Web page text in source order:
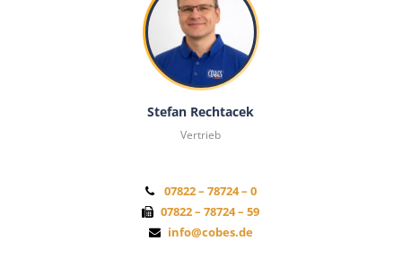
Stefan Rechtacek
Vertrieb
07822 – 78724 – 0
07822 – 78724 – 59
info@cobes.de